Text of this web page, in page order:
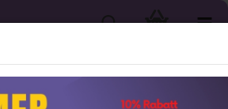
weiter »
Letzter »
Artikel in dieser Kategorie